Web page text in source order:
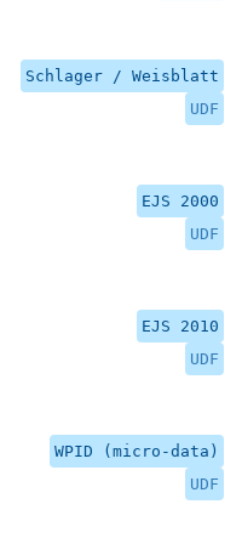
Schlager / Weisblatt
UDF
EJS 2000
UDF
EJS 2010
UDF
WPID (micro-data)
UDF